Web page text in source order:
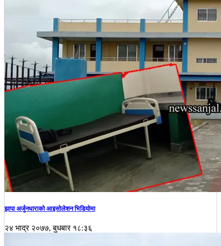
झापा अर्जुनधाराको आइसोलेशन भिडियोमा
२४ भाद्र २०७७, बुधबार १८:३६